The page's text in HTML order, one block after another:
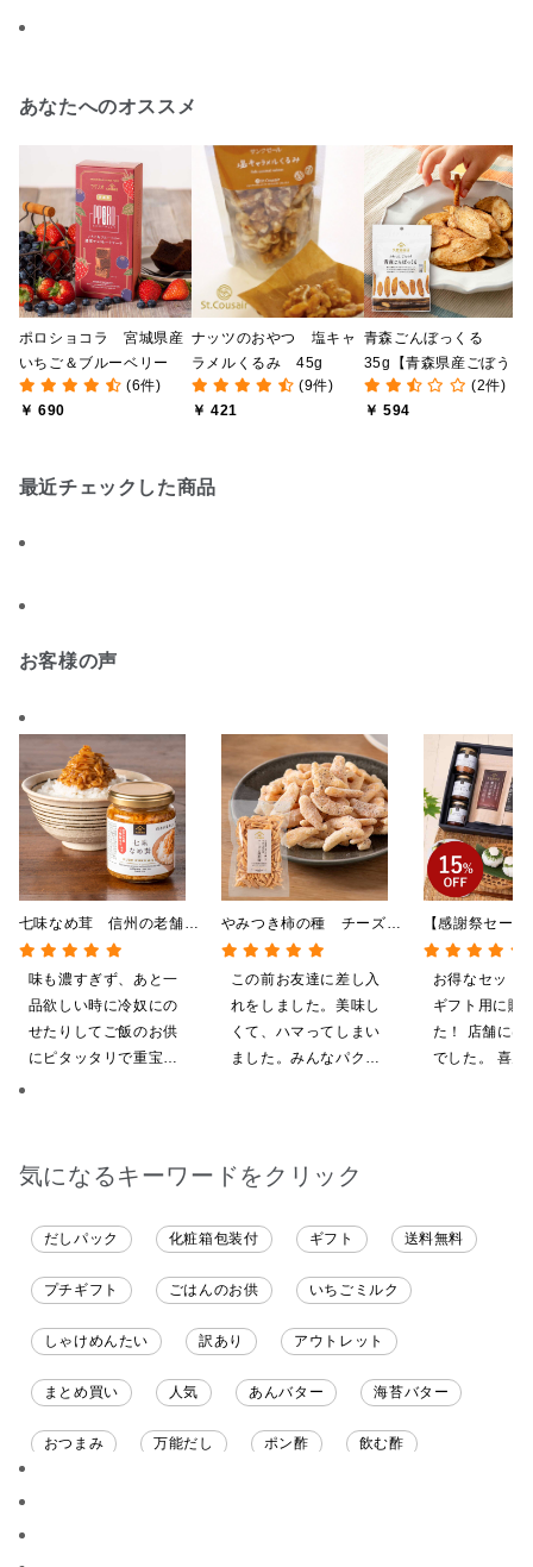
あなたへのオススメ
ポロショコラ 宮城県産
いちご＆ブルーベリー
(6件)
￥ 690
ナッツのおやつ 塩キャ
ラメルくるみ 45g
(9件)
￥ 421
青森ごんぼっくる
35g【青森県産ごぼう・
五島の塩使用】 (2件)
￥ 594
最近チェックした商品
お客様の声
七味なめ茸 信州の老舗
「八幡屋礒五郎」の七味唐
辛子入り 130g
味も濃すぎず、あと一
品欲しい時に冷奴にの
せたりしてご飯のお供
にピタッタリで重宝し
やみつき柿の種 チーズと
黒胡椒 85g
この前お友達に差し入
れをしました。美味し
くて、ハマってしまい
ました。みんなパクパ
【感謝祭セー
贅沢ごはんギフ
料/沖縄県送料
粧箱包装付/オ
定】
お得なセット
ギフト用に購
た！ 店舗には
でした。 喜ん
気になるキーワードをクリック
だしパック 化粧箱包装付 ギフト 送料無料
プチギフト ごはんのお供 いちごミルク
しゃけめんたい 訳あり アウトレット
まとめ買い 人気 あんバター 海苔バター
おつまみ 万能だし ポン酢 飲む酢